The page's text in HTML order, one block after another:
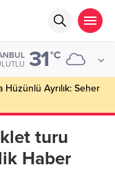
31°C
Hüzünlü Ayrılık: Seher
turu
Haber